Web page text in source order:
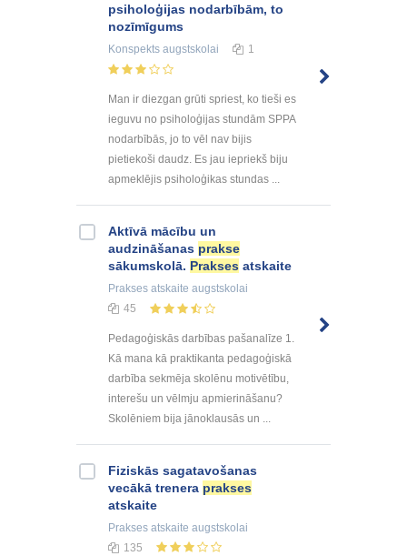
psiholoģijas nodarbībām, to
nozīmīgums
Konspekts augstskolai 1
Man ir diezgan grūti spriest, ko tieši es
ieguvu no psiholoģijas stundām SPPA
nodarbībās, jo to vēl nav bijis
pietiekoši daudz. Es jau iepriekš biju
apmeklējis psiholoģikas stundas ...
Aktīvā mācību un
audzināšanas prakse
sākumskolā. Prakses atskaite
Prakses atskaite augstskolai
45
Pedagoģiskās darbības pašanalīze 1.
Kā mana kā praktikanta pedagoģiskā
darbība sekmēja skolēnu motivētību,
interešu un vēlmju apmierināšanu?
Skolēniem bija jānoklausās un ...
Fiziskās sagatavošanas
vecākā trenera prakses
atskaite
Prakses atskaite augstskolai
135